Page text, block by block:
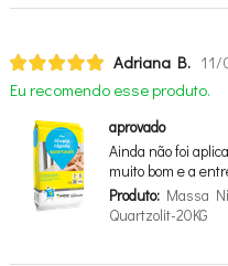
Adriana B.
Eu recomendo esse produto.
aprovado
Ainda não foi
muito bom e a
Produto:Massa
Quartzolit-20KG